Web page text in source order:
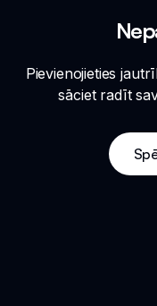
Pievienojieties
sāciet radīt